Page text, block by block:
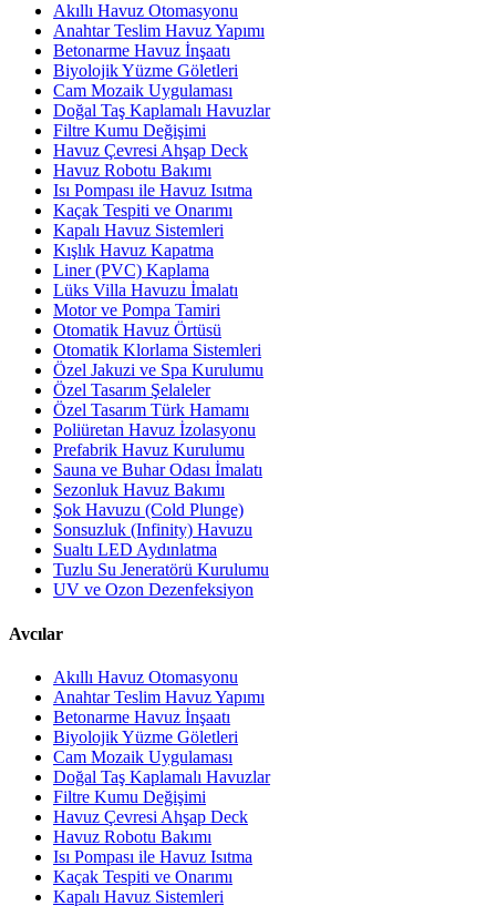
Akıllı Havuz Otomasyonu
Anahtar Teslim Havuz Yapımı
Betonarme Havuz İnşaatı
Biyolojik Yüzme Göletleri
Cam Mozaik Uygulaması
Doğal Taş Kaplamalı Havuzlar
Filtre Kumu Değişimi
Havuz Çevresi Ahşap Deck
Havuz Robotu Bakımı
Isı Pompası ile Havuz Isıtma
Kaçak Tespiti ve Onarımı
Kapalı Havuz Sistemleri
Kışlık Havuz Kapatma
Liner (PVC) Kaplama
Lüks Villa Havuzu İmalatı
Motor ve Pompa Tamiri
Otomatik Havuz Örtüsü
Otomatik Klorlama Sistemleri
Özel Jakuzi ve Spa Kurulumu
Özel Tasarım Şelaleler
Özel Tasarım Türk Hamamı
Poliüretan Havuz İzolasyonu
Prefabrik Havuz Kurulumu
Sauna ve Buhar Odası İmalatı
Sezonluk Havuz Bakımı
Şok Havuzu (Cold Plunge)
Sonsuzluk (Infinity) Havuzu
Sualtı LED Aydınlatma
Tuzlu Su Jeneratörü Kurulumu
UV ve Ozon Dezenfeksiyon
Avcılar
Akıllı Havuz Otomasyonu
Anahtar Teslim Havuz Yapımı
Betonarme Havuz İnşaatı
Biyolojik Yüzme Göletleri
Cam Mozaik Uygulaması
Doğal Taş Kaplamalı Havuzlar
Filtre Kumu Değişimi
Havuz Çevresi Ahşap Deck
Havuz Robotu Bakımı
Isı Pompası ile Havuz Isıtma
Kaçak Tespiti ve Onarımı
Kapalı Havuz Sistemleri